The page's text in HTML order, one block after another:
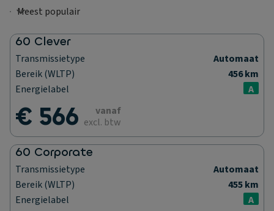
60 Clever
Transmissietype
Automaat
Bereik (WLTP)
456 km
Energielabel
A
€ 566
vanaf
excl. btw
60 Corporate
Transmissietype
Automaat
Bereik (WLTP)
455 km
Energielabel
A